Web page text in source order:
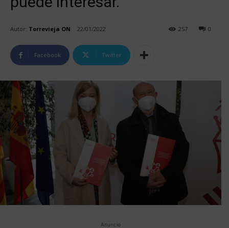
Autor: Torrevieja ON 22/01/2022 0
257
Facebook Twitter
Anuncio